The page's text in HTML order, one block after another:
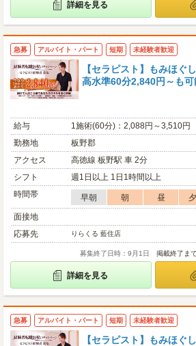
詳細を見る
急募 アルバイト・パート 短期 未経験者歓迎
【セラピスト】もみほぐ
高水準60分2,840円～も可
給与
1施術(60分)：2,088円～3,510円
勤務地
板野郡
アクセス
高徳線 板野駅 車 2分
シフト
週1日以上 1日1時間以上
時間帯
早朝 朝 昼
面接地
応募先
りらくる 藍住店
募集終了日時：9月1日 掲載終了ま
詳細を見る
急募 アルバイト・パート 短期 未経験者歓迎
【セラピスト】もみほぐ